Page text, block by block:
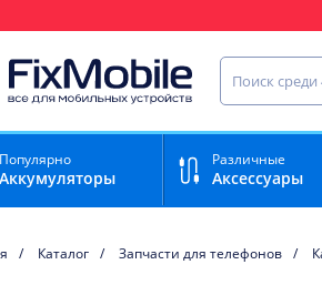
Найти
Популярно
Аккумуляторы
Различные
Аксессуары
Каталог Запчасти для телефонов